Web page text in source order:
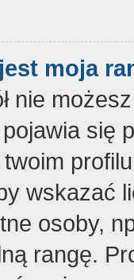
moja
nie
się
wskazać
osoby,
rangę.